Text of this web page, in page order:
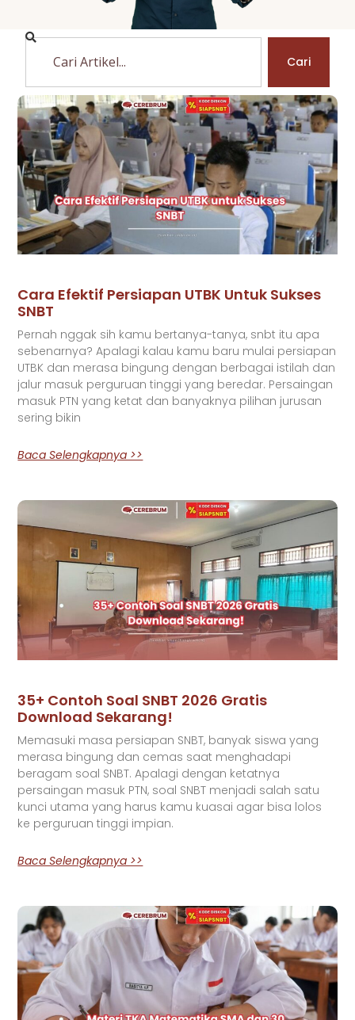
Cari
Cara Efektif Persiapan UTBK Untuk Sukses
SNBT
Pernah nggak sih kamu bertanya-tanya, snbt itu apa
sebenarnya? Apalagi kalau kamu baru mulai persiapan
UTBK dan merasa bingung dengan berbagai istilah dan
jalur masuk perguruan tinggi yang beredar. Persaingan
masuk PTN yang ketat dan banyaknya pilihan jurusan
sering bikin
Baca Selengkapnya >>
35+ Contoh Soal SNBT 2026 Gratis
Download Sekarang!
Memasuki masa persiapan SNBT, banyak siswa yang
merasa bingung dan cemas saat menghadapi
beragam soal SNBT. Apalagi dengan ketatnya
persaingan masuk PTN, soal SNBT menjadi salah satu
kunci utama yang harus kamu kuasai agar bisa lolos
ke perguruan tinggi impian.
Baca Selengkapnya >>